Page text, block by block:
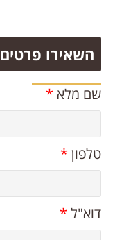
השאירו פרטים
שם מלא *
טלפון *
דוא"ל *